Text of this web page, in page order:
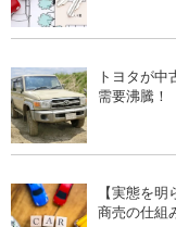
トヨタが中
需要沸騰！
【実態を
商売の仕組